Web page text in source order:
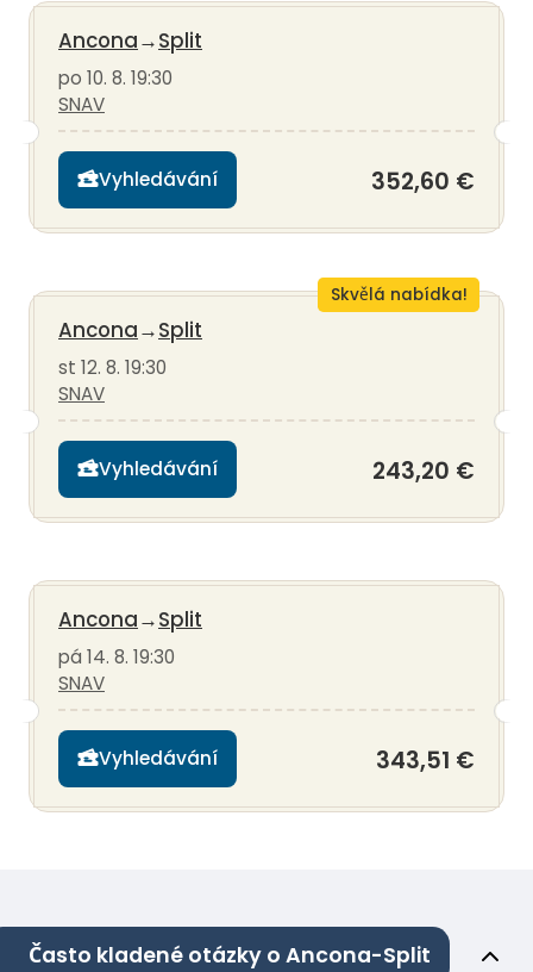
Ancona→Split
po 10. 8. 19:30
SNAV
Vyhledávání 352,60 €
Skvělá nabídka!
Ancona→Split
st 12. 8. 19:30
SNAV
Vyhledávání 243,20 €
Ancona→Split
pá 14. 8. 19:30
SNAV
Vyhledávání 343,51 €
Často kladené otázky o Ancona-Split